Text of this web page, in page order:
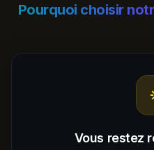
Pourquoi choisir
Vous restez